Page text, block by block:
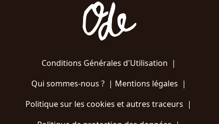
Conditions Générales d'Utilisation |
Qui sommes-nous ?| Mentions légales |
Politique sur les cookies et autres traceurs |